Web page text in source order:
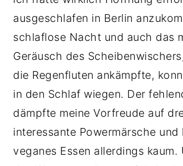
ausgeschlafen in Berlin
schlaflose Nacht und auch das
Geräusch des
die Regenfluten ankämpfte,
in den Schlaf wiegen. Der
dämpfte meine Vorfreude auf
interessante Powermärsche und
veganes Essen allerdings kaum.